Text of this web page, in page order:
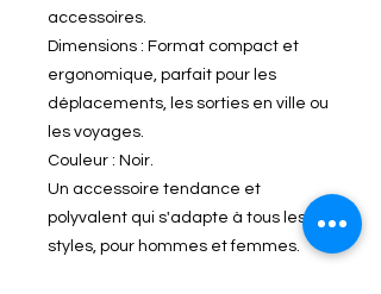
accessoires.
Dimensions : Format compact et
ergonomique, parfait pour les
déplacements, les sorties en ville ou
les voyages.
Couleur : Noir.
Un accessoire tendance et
polyvalent qui s'adapte à tous les
styles, pour hommes et femmes.